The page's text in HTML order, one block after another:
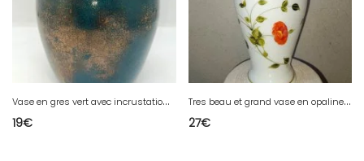
V
ase en gres vert avec incrustation de dorure dans le gout de Pointu en bon etat
19€
T
res beau et grand vase en opaline decor floral peint main en bon etat
27€